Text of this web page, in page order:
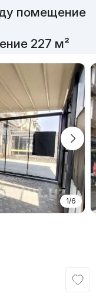
помещение
227 м²
1/6